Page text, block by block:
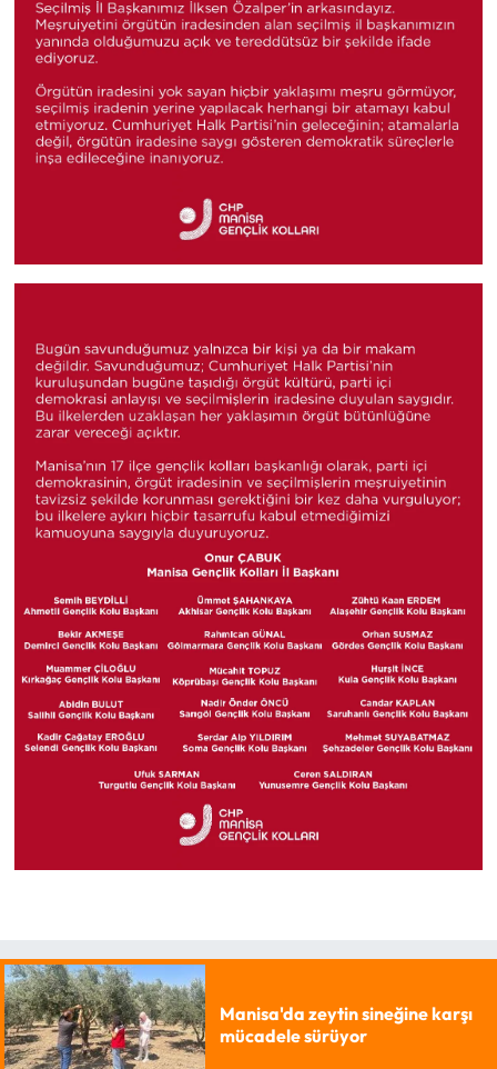
Manisa'da zeytin sineğine karşı
mücadele sürüyor